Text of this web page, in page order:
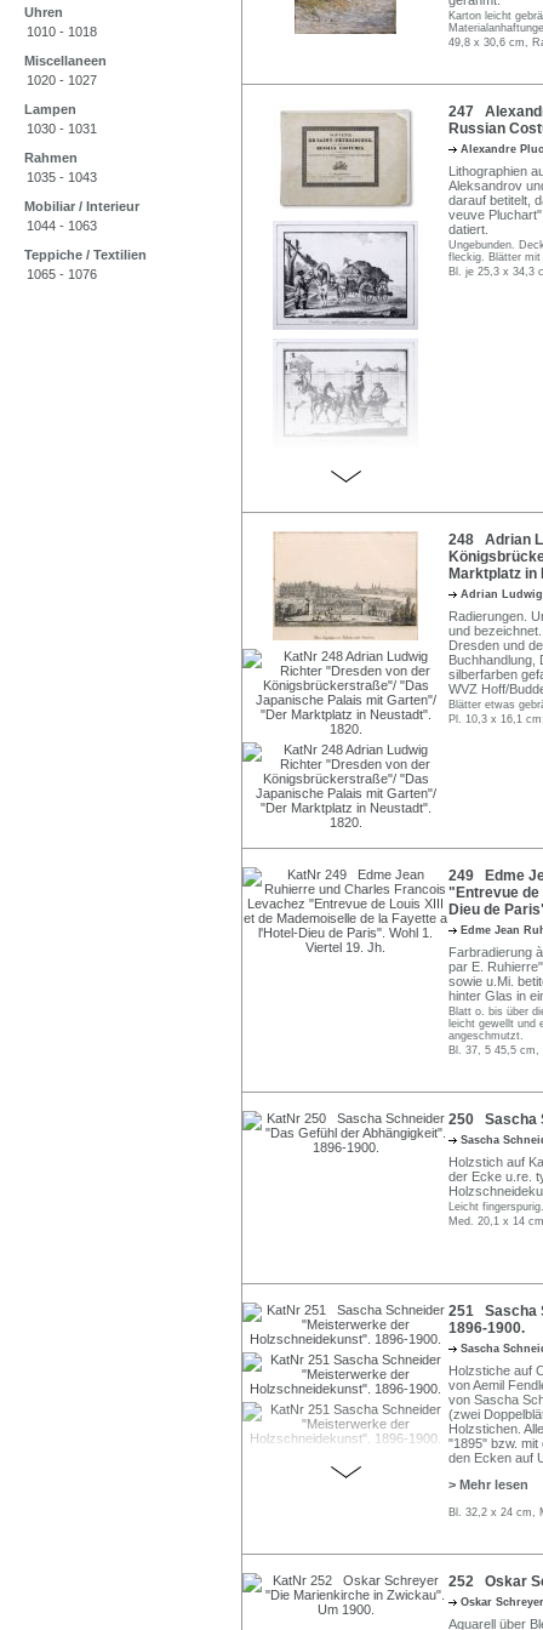
Uhren
1010 - 1018
Miscellaneen
1020 - 1027
Lampen
1030 - 1031
Rahmen
1035 - 1043
Mobiliar / Interieur
1044 - 1063
Teppiche / Textilien
1065 - 1076
Karton leicht
49,8 x 30,6 cm,
247
Russian
Alexandre
Lithographien
Aleksandrov
darauf betitelt,
veuve
datiert.
Ungebunden.
fleckig. Blätter mit
Bl. je 25,3 x 34,3
248 Adrian
Marktplatz in
Adrian
Radierungen.
und
Dresden und
Buchhandlung,
silberfarben
WVZ Hoff/
Blätter etwas
Pl. 10,3 x 16,1
249 Edme
"Entrevue de
Dieu de
Edme Jean
Farbradierung
par E.
sowie u.Mi.
hinter Glas in
Blatt o. bis über
leicht gewellt und
angeschmutzt.
Bl. 37, 5 45,5
250 Sascha
Sascha
Holzstich auf
der Ecke u.re.
Leicht fingerspurig.
Med. 20,1 x 14
251 Sascha
1896-1900.
Sascha
Holzstiche auf
von Aemil
von Sascha
(zwei
Holzstichen.
"1895" bzw.
den Ecken auf
> Mehr lesen
Bl. 32,2 x 24 cm,
252 Oskar
Oskar
Aquarell über